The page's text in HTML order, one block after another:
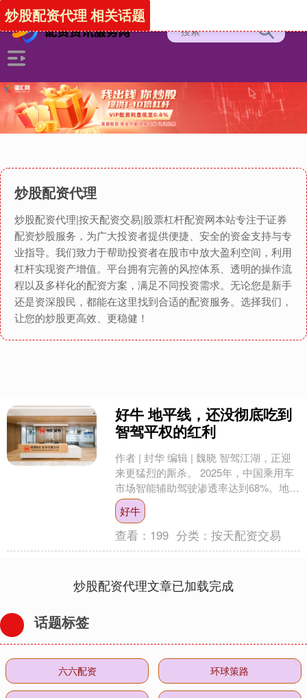
炒股配资代理
炒股配资代理|按天配资交易|股票杠杆配资网本站专注于证券
配资炒股服务，为广大投资者提供便捷、安全的资金支持与专
业指导。我们致力于帮助投资者在股市中放大盈利空间，利用
杠杆实现资产增值。平台拥有完善的风控体系、透明的操作流
程以及多样化的配资方案，满足不同投资需求。无论您是新手
还是资深股民，都能在这里找到合适的配资服务。选择我们，
让您的炒股更高效、更稳健！
炒股配资代理 相关话题
好牛 地平线，还没彻底吃到
智驾平权的红利
作者 | 封华 编辑 | 魏晓 智驾江湖，正迎
来更猛烈的厮杀。 2025年，中国乘用车
市场智能辅助驾驶渗透率达到68%。地平
线创始人兼CEO余凯将这一年定义为“....
好牛
查看： 199 分类：按天配资交易
炒股配资代理文章已加载完成
话题标签
六六配资 环球策路